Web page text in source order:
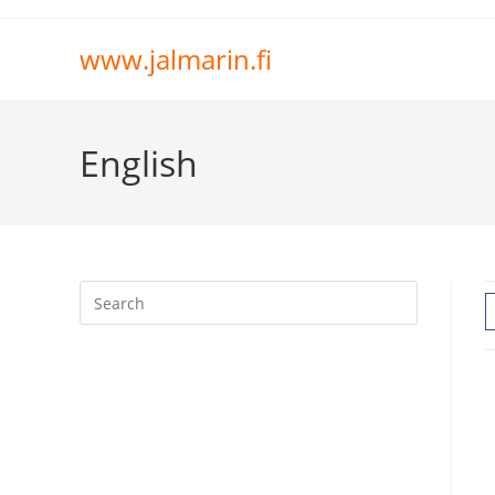
www.jalmarin.fi
English